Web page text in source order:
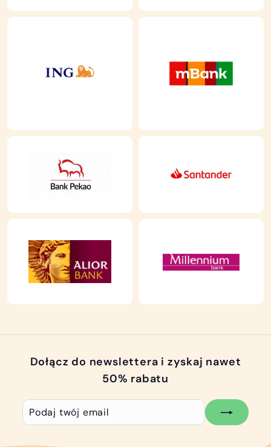
Dołącz do newslettera i zyskaj nawet
50% rabatu
Podaj
twój
Subskrybuj